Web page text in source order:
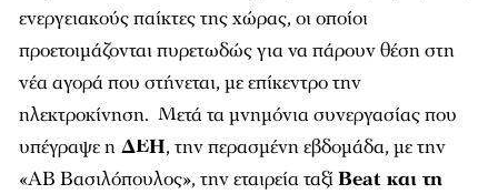
ενεργειακούς παίκτες της χώρας, οι οποίοι
προετοιμάζονται πυρετωδώς για να πάρουν θέση στη
νέα αγορά που στήνεται, με επίκεντρο την
ηλεκτροκίνηση. Μετά τα μνημόνια συνεργασίας που
υπέγραψε η ΔΕΗ, την περασμένη εβδομάδα, με την
«ΑΒ Βασιλόπουλος», την εταιρεία ταξίBeat και τη